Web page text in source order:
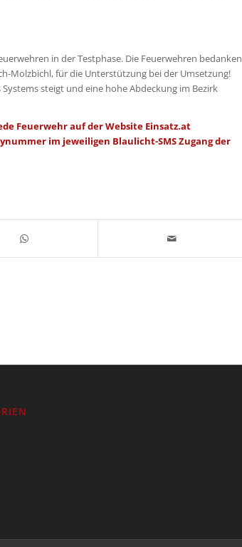
in der Testphase. Die Feuerwehren bedanken
Molzbichl, für die Unterstützung bei der Umsetzung!
steigt und eine hohe Abdeckung im Bezirk
Feuerwehr auf derWebsite Einsatz.at
im jeweiligen Blaulicht-SMS Zugang der